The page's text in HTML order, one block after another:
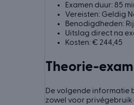
Examen duur: 85
Vereisten: Geldig
Benodigdheden:
Uitslag direct na
Kosten: € 244,45
Theorie-
De volgende informatie
zowel voor